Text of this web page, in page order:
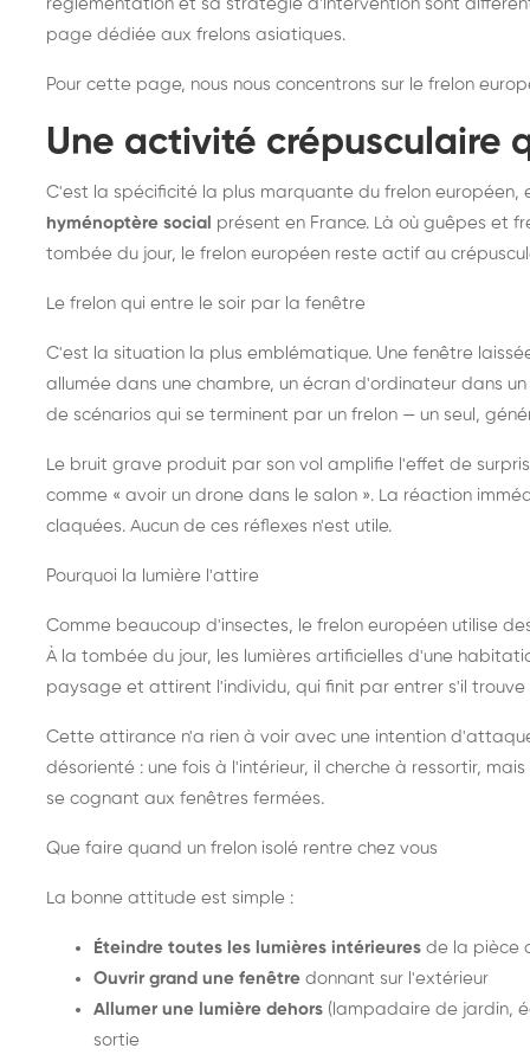
réglementation et sa stratégie d'intervention sont
page dédiée aux frelons asiatiques.
Pour cette page, nous nous concentrons sur le frelon
Une activité crépusculaire
C'est la spécificité la plus marquante du frelon européen,
hyménoptère social présent en France. Là où guêpes et
tombée du jour, le frelon européen reste actif au
Le frelon qui entre le soir par la fenêtre
C'est la situation la plus emblématique. Une fenêtre
allumée dans une chambre, un écran d'ordinateur dans
de scénarios qui se terminent par un frelon — un seul,
Le bruit grave produit par son vol amplifie l'effet de
comme « avoir un drone dans le salon ». La réaction
claquées. Aucun de ces réflexes n'est utile.
Pourquoi la lumière l'attire
Comme beaucoup d'insectes, le frelon européen utilise
À la tombée du jour, les lumières artificielles d'une
paysage et attirent l'individu, qui finit par entrer s'il trouve
Cette attirance n'a rien à voir avec une intention
désorienté : une fois à l'intérieur, il cherche à ressortir,
se cognant aux fenêtres fermées.
Que faire quand un frelon isolé rentre chez vous
La bonne attitude est simple :
Éteindre toutes les lumières intérieures de la pièce
Ouvrir grand une fenêtre donnant sur l'extérieur
Allumer une lumière dehors (lampadaire de jardin,
sortie